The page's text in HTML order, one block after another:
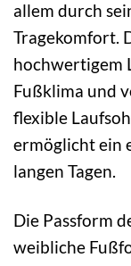
allem durch
Tragekomfort.
hochwertigem
Fußklima und
flexible
ermöglicht ein
langen Tagen.
Die Passform
weibliche